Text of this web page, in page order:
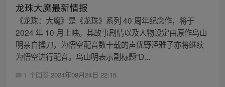
龙珠大魔最新情报
《龙珠：大魔》是《龙珠》系列 40 周年纪念作，将于
2024 年 10 月上映。其故事剧情以及人物设定由原作鸟山
明亲自操刀，为悟空配音数十载的声优野泽雅子亦将继续
为悟空进行配音。鸟山明表示副标题“D...
1 个回答 2024年08月24日 22:15